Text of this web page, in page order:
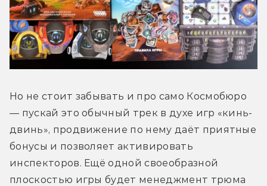
Но не стоит забывать и про само Космобюро
— пускай это обычный трек в духе игр «кинь-
двинь», продвижение по нему даёт приятные
бонусы и позволяет активировать
инспекторов. Ещё одной своеобразной
плоскостью игры будет менеджмент трюма